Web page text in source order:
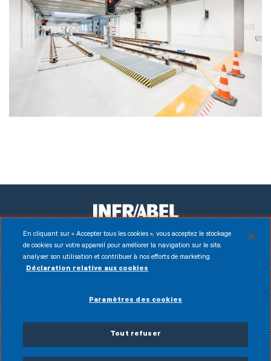
FacebookInstagramLinkedInYoutube
Disclaimer
En cliquant sur « Accepter tous les cookies », vous acceptez le stockage
de cookies sur votre appareil pour améliorer la navigation sur le site,
analyser son utilisation et contribuer à nos efforts de marketing.
Déclaration relative aux cookies
Paramètres des cookies
Tout refuser